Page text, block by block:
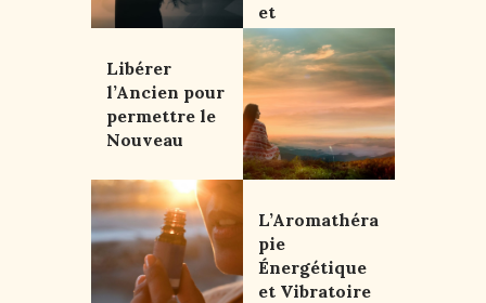
et
émotionnelle
Libérer
l’Ancien pour
permettre le
Nouveau
L’Aromathéra
pie
Énergétique
et Vibratoire